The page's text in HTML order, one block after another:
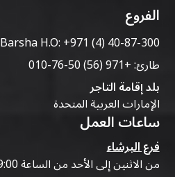
الفروع
Barsha H.O:+971 (4) 40-87-300
طارئ:+971 (56) 50-76-010
بلد إقامة التاجر
الإمارات العربية المتحدة
ساعات العمل
فرع البرشاء
من الاثنين إلى الأحد من الساعة 9:00 صباحًا حتى 07:00 مساءً